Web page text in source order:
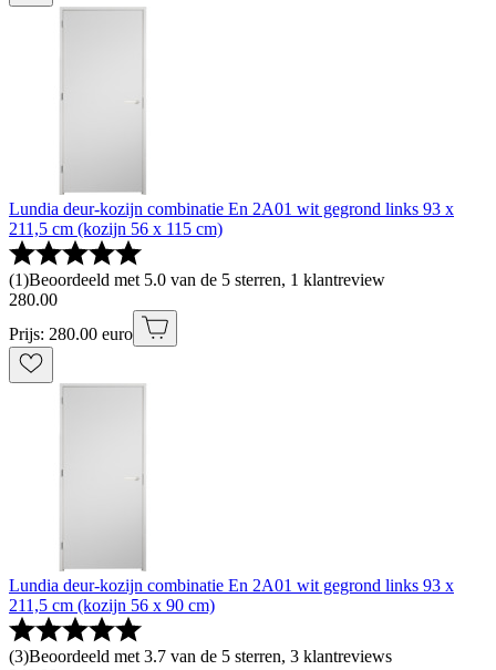
Lundia deur-kozijn combinatie En 2A01 wit gegrond links 93 x
211,5 cm (kozijn 56 x 115 cm)
(1)Beoordeeld met 5.0 van de 5 sterren, 1 klantreview
280.00
Prijs: 280.00 euro
Lundia deur-kozijn combinatie En 2A01 wit gegrond links 93 x
211,5 cm (kozijn 56 x 90 cm)
(3)Beoordeeld met 3.7 van de 5 sterren, 3 klantreviews